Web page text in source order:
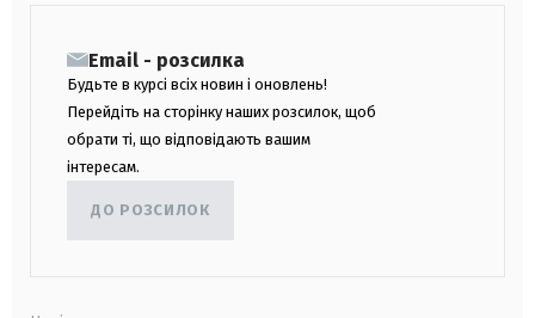
Email - розсилка
Будьте в курсі всіх новин і оновлень!
Перейдіть на сторінку наших розсилок, щоб
обрати ті, що відповідають вашим
інтересам.
ДО РОЗСИЛОК